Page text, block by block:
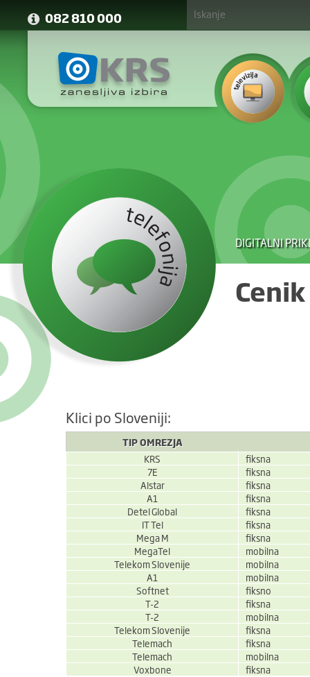
082 810 000
DIGITALNI
Klici po Sloveniji:
TIP OMREZJA
KRS
fiksna
7E
fiksna
Alstar
fiksna
A1
fiksna
Detel Global
fiksna
IT Tel
fiksna
Mega M
fiksna
MegaTel
mobilna
Telekom Slovenije
mobilna
A1
mobilna
Softnet
fiksno
T-2
fiksna
T-2
mobilna
Telekom Slovenije
fiksna
Telemach
fiksna
Telemach
mobilna
Voxbone
fiksna